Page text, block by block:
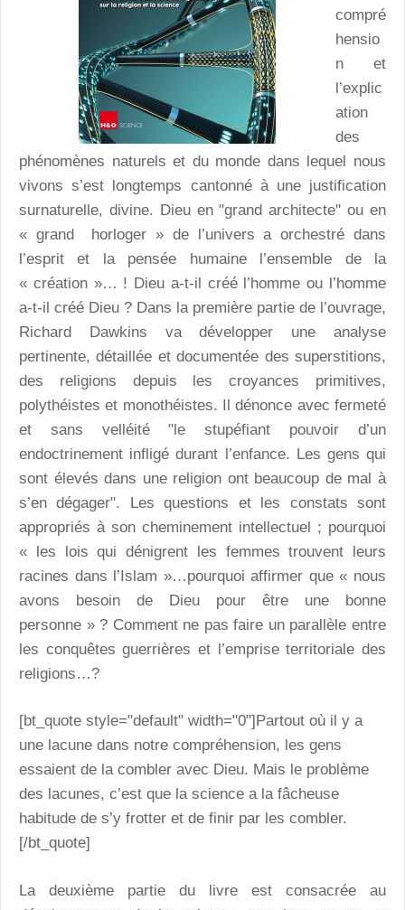
compré
hensio
n et
l’explic
ation
des
phénomènes naturels et du monde dans lequel nous
vivons s’est longtemps cantonné à une justification
surnaturelle, divine. Dieu en "grand architecte" ou en
« grand horloger » de l’univers a orchestré dans
l’esprit et la pensée humaine l’ensemble de la
« création »… ! Dieu a-t-il créé l’homme ou l’homme
a-t-il créé Dieu ? Dans la première partie de l’ouvrage,
Richard Dawkins va développer une analyse
pertinente, détaillée et documentée des superstitions,
des religions depuis les croyances primitives,
polythéistes et monothéistes. Il dénonce avec fermeté
et sans velléité "le stupéfiant pouvoir d’un
endoctrinement infligé durant l’enfance. Les gens qui
sont élevés dans une religion ont beaucoup de mal à
s’en dégager". Les questions et les constats sont
appropriés à son cheminement intellectuel ; pourquoi
« les lois qui dénigrent les femmes trouvent leurs
racines dans l’Islam »…pourquoi affirmer que « nous
avons besoin de Dieu pour être une bonne
personne » ? Comment ne pas faire un parallèle entre
les conquêtes guerrières et l’emprise territoriale des
religions…?
[bt_quote style="default" width="0"]Partout où il y a
une lacune dans notre compréhension, les gens
essaient de la combler avec Dieu. Mais le problème
des lacunes, c’est que la science a la fâcheuse
habitude de s’y frotter et de finir par les combler.
[/bt_quote]
La deuxième partie du livre est consacrée au